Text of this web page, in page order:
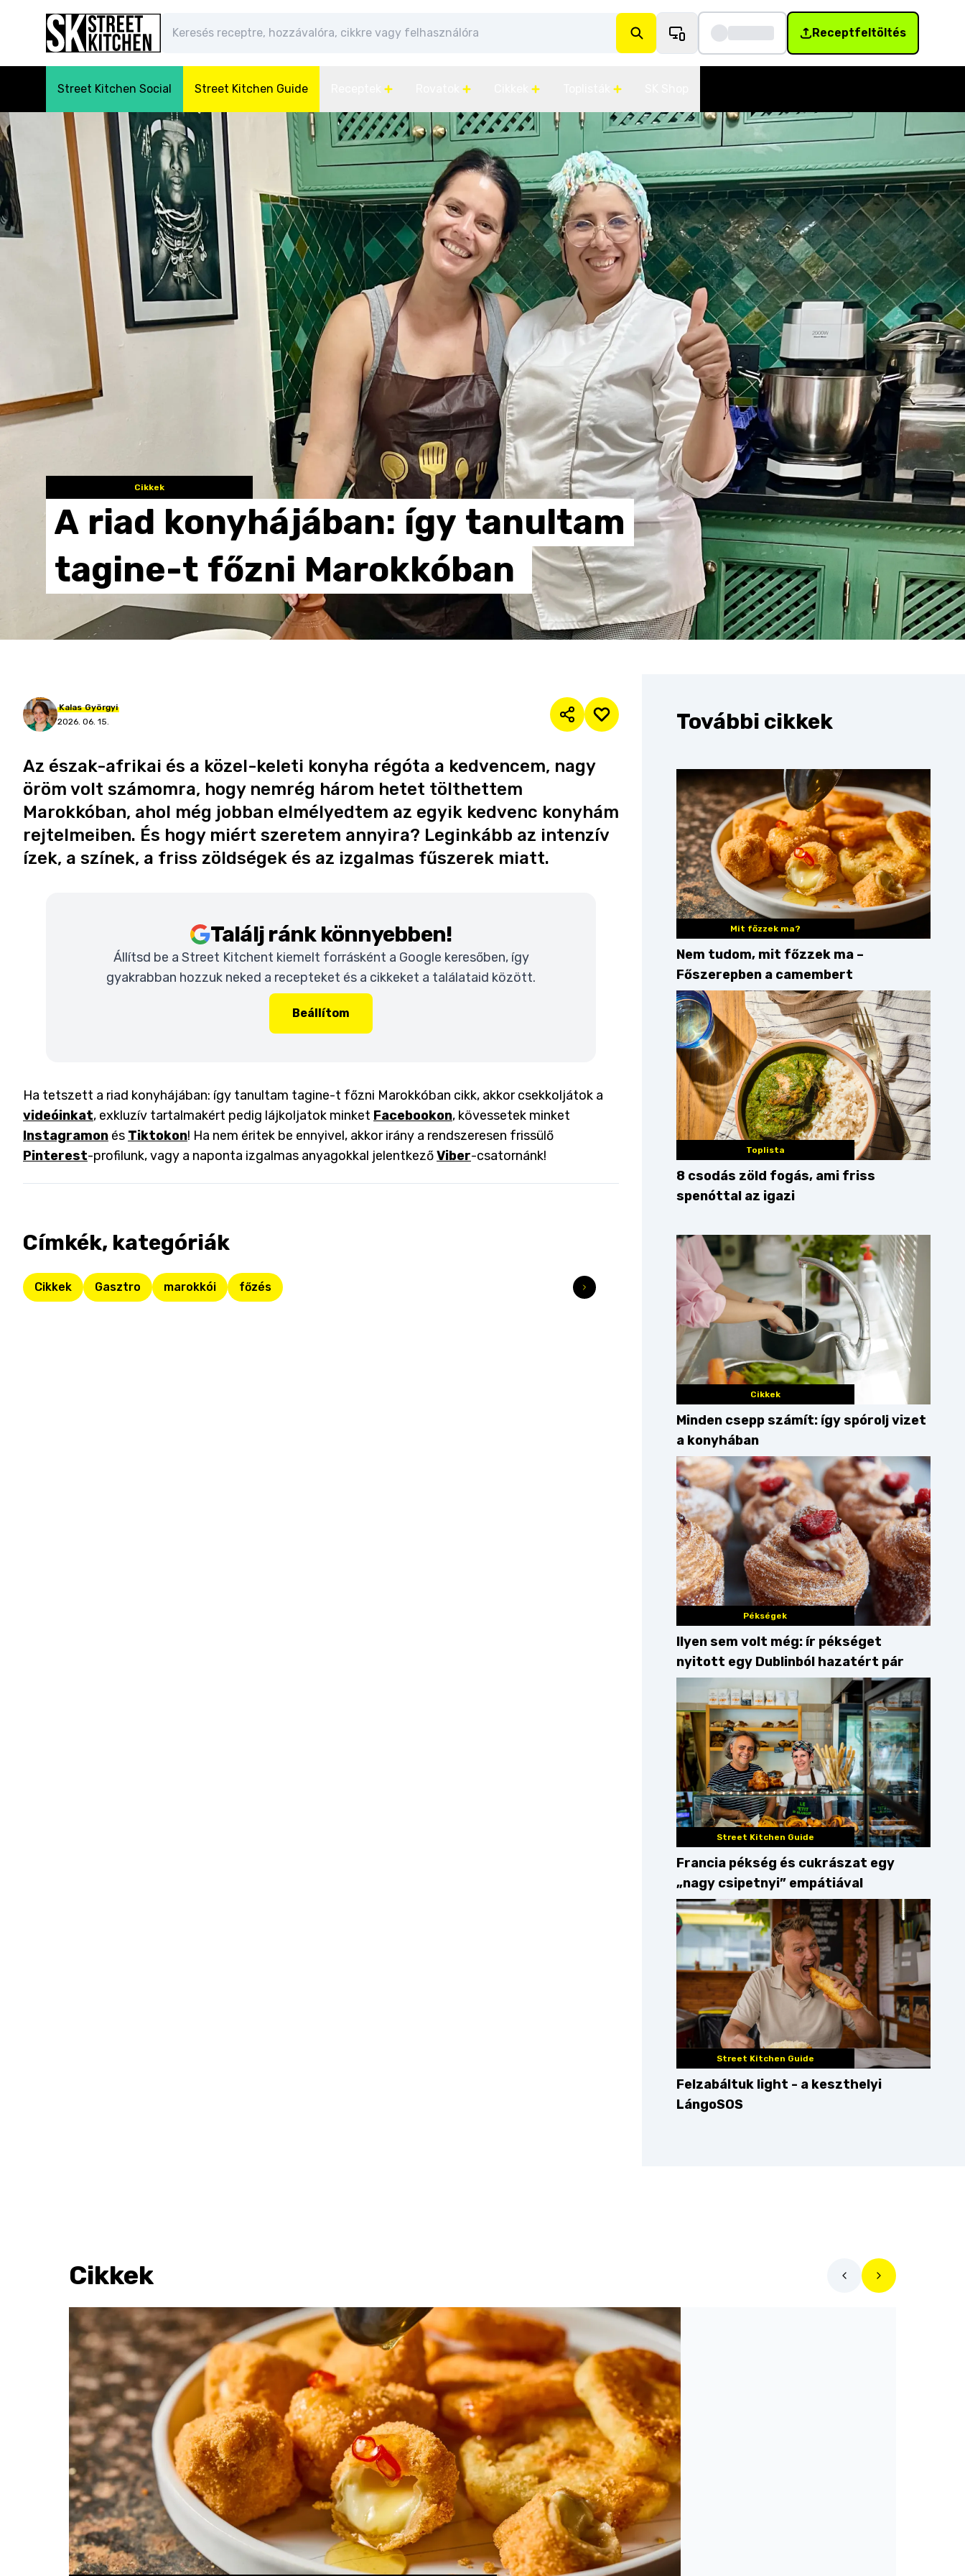
Receptfeltöltés
Street Kitchen Social Street Kitchen Guide
Cikkek
A riad konyhájában: így tanultam
tagine-t főzni Marokkóban
Kalas Györgyi
2026. 06. 15.
Az észak-afrikai és a közel-keleti konyha régóta a kedvencem, nagy
öröm volt számomra, hogy nemrég három hetet tölthettem
Marokkóban, ahol még jobban elmélyedtem az egyik kedvenc konyhám
rejtelmeiben. És hogy miért szeretem annyira? Leginkább az intenzív
ízek, a színek, a friss zöldségek és az izgalmas fűszerek miatt.
Találj ránk könnyebben!
Állítsd be a Street Kitchent kiemelt forrásként a Google keresőben, így
gyakrabban hozzuk neked a recepteket és a cikkeket a találataid között.
Beállítom
Ha tetszett a riad konyhájában: így tanultam tagine-t főzni Marokkóban cikk, akkor csekkoljátok a
videóinkat, exkluzív tartalmakért pedig lájkoljatok minket Facebookon, kövessetek minket
Instagramon és Tiktokon! Ha nem éritek be ennyivel, akkor irány a rendszeresen frissülő
Pinterest-profilunk, vagy a naponta izgalmas anyagokkal jelentkezőViber-csatornánk!
Címkék, kategóriák
Cikkek Gasztro marokkói főzés
További cikkek
Mit főzzek ma?
Nem tudom, mit főzzek ma –
Főszerepben a camembert
Toplista
8 csodás zöld fogás, ami friss
spenóttal az igazi
Cikkek
Minden csepp számít: így spórolj vizet
a konyhában
Pékségek
Ilyen sem volt még: ír pékséget
nyitott egy Dublinból hazatért pár
Street Kitchen Guide
Francia pékség és cukrászat egy
„nagy csipetnyi” empátiával
Street Kitchen Guide
Felzabáltuk light - a keszthelyi
LángoSOS
Cikkek